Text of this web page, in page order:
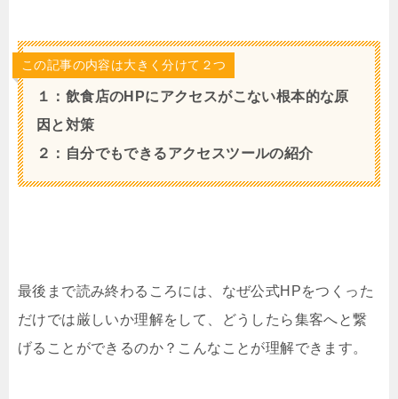
この記事の内容は大きく分けて２つ
１：飲食店のHPにアクセスがこない根本的な原
因と対策
２：自分でもできるアクセスツールの紹介
最後まで読み終わるころには、なぜ公式HPをつくった
だけでは厳しいか理解をして、どうしたら集客へと繋
げることができるのか？こんなことが理解できます。